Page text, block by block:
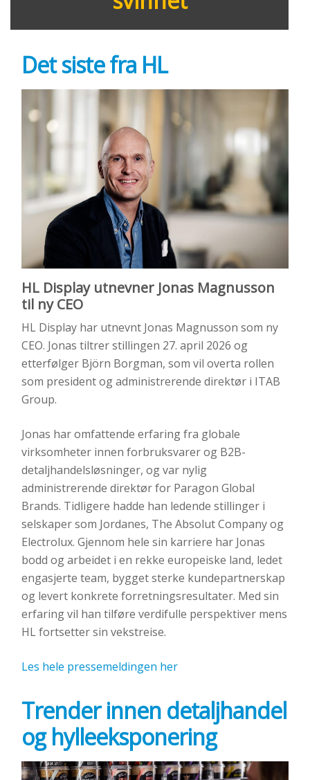
Det siste fra HL
HL Display utnevner Jonas Magnusson
til ny CEO
HL Display har utnevnt Jonas Magnusson som ny
CEO. Jonas tiltrer stillingen 27. april 2026 og
etterfølger Björn Borgman, som vil overta rollen
som president og administrerende direktør i ITAB
Group.
Jonas har omfattende erfaring fra globale
virksomheter innen forbruksvarer og B2B-
detaljhandelsløsninger, og var nylig
administrerende direktør for Paragon Global
Brands. Tidligere hadde han ledende stillinger i
selskaper som Jordanes, The Absolut Company og
Electrolux. Gjennom hele sin karriere har Jonas
bodd og arbeidet i en rekke europeiske land, ledet
engasjerte team, bygget sterke kundepartnerskap
og levert konkrete forretningsresultater. Med sin
erfaring vil han tilføre verdifulle perspektiver mens
HL fortsetter sin vekstreise.
Les hele pressemeldingen her
Trender innen detaljhandel
og hylleeksponering